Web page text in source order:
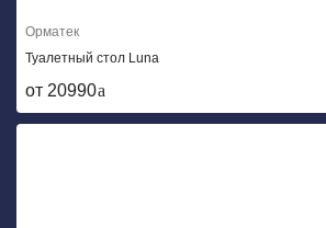
Орматек
Туалетный стол Luna
от 20990